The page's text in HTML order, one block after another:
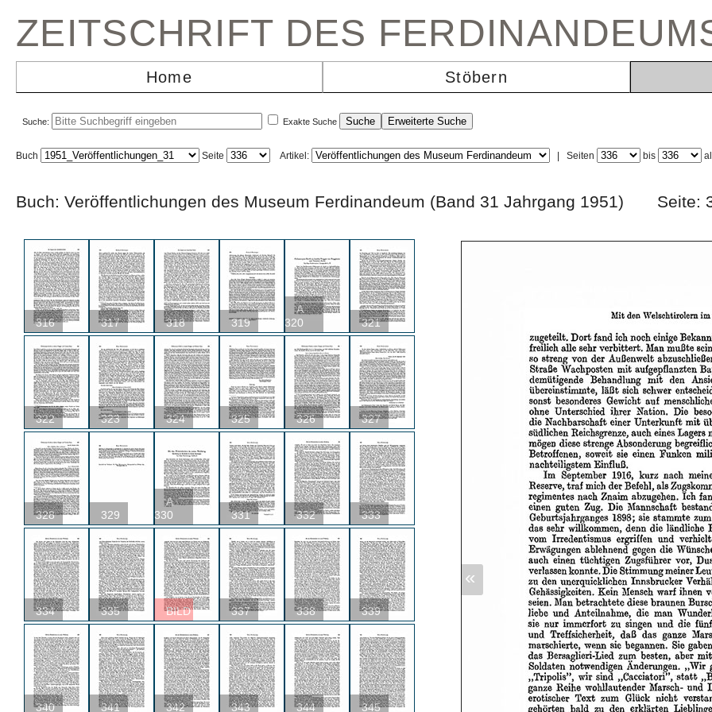
ZEITSCHRIFT DES
Home Stöbern
Suche: Exakte Suche
Buch Seite Artikel: Seiten bis
Buch: Veröffentlichungen des Museum Ferdinandeum (Band 31 Jahrgang 1951)
316 317 318 319
A
320
321
322 323 324 325 326 327
328 329
A
330
331 332 333
334 335 BILD 337 338 339
340 341 342 343 344 345
«